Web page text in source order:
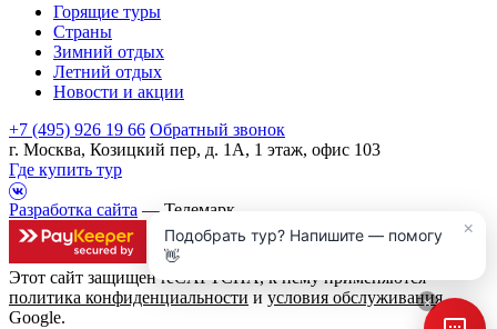
Горящие туры
Страны
Зимний отдых
Летний отдых
Новости и акции
+7 (495) 926 19 66 Обратный звонок
г. Москва, Козицкий пер, д. 1А, 1 этаж, офис 103
Где купить тур
Разработка сайта — Телемарк
Этот сайт защищен reCAPTCHA, к нему применяются
политика конфиденциальности и условия обслуживания
Google.
×
Подобрать тур? Напишите — помогу
👋
×